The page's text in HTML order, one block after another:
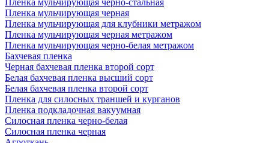
Пленка мульчирующая черно-стальная
Пленка мульчирующая черная
Пленка мульчирующая для клубники метражом
Пленка мульчирующая черная метражом
Пленка мульчирующая черно-белая метражом
Бахчевая пленка
Черная бахчевая пленка второй сорт
Белая бахчевая пленка высший сорт
Белая бахчевая пленка второй сорт
Пленка для силосных траншей и курганов
Пленка подкладочная вакуумная
Силосная пленка черно-белая
Силосная пленка черная